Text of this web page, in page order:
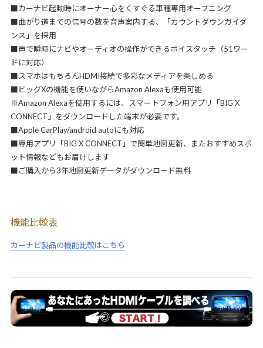
■カーナビ起動時にオーナー心をくすぐる車種専用オープニング
■曲がり道までの信号の数を音声案内する、「カウントダウンガイダ
ンス」を採用
■声で瞬時にナビやオーディオの操作ができるボイスタッチ（51ワー
ドに対応）
■スマホはもちろんHDMI接続で多彩なメディアを楽しめる
■ビッグXの機能を使いながらAmazon Alexaも使用可能
※Amazon Alexaを使用するには、スマートフォン用アプリ「BIG X
CONNECT」をダウンロードした端末が必要です。
■Apple CarPlay/android autoにも対応
■専用アプリ「BIG X CONNECT」で簡単地図更新、またおすすめスポ
ット情報などもお届けします
■ご購入から3年地図更新データがダウンロード無料
機能比較表
カーナビ製品の機能比較はこちら